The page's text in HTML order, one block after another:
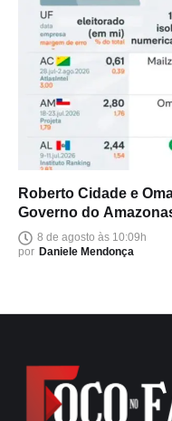
Roberto Cidade e
Governo do
8 de agosto às 10:09h
por Daniele Mendonça